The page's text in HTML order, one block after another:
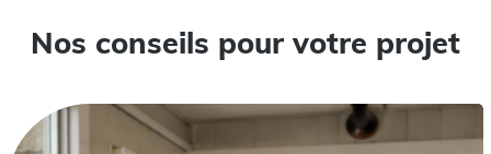
Nos conseils pour votre projet